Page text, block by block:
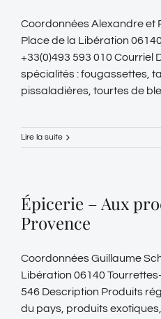
Coordonnées Alexandre et
Place de la Libération
+33(0)493 593 010 Courriel
spécialités : fougassettes,
pissaladières, tourtes de
Lire la suite
Épicerie – Aux
Provence
Coordonnées Guillaume
Libération 06140
546 Description Produits
du pays, produits